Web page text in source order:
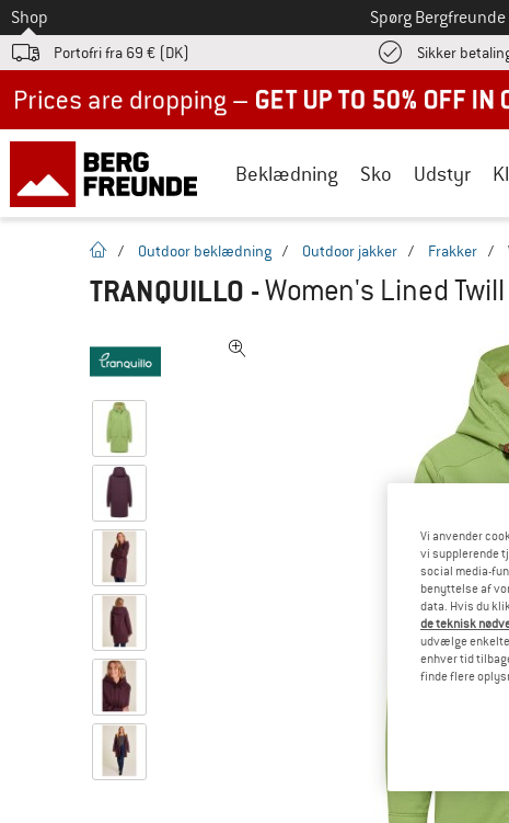
Til
Shop Spørg Bergfreunde
Portofri fra 69 € (DK) Sikker
Beklædning Sko Udstyr
Hjemmeside
/ Outdoor beklædning / Outdoor jakker / Frakker /
TRANQUILLO -Women's Lined
Vi anvender
vi supplerende
social media-
benyttelse af
data. Hvis du
de teknisk
udvælge
enhver tid
finde flere